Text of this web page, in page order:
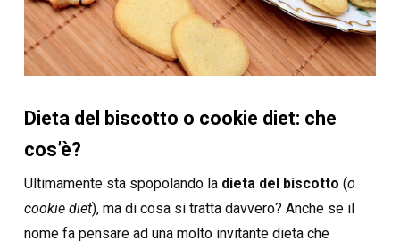
Dieta del biscotto o cookie diet: che
cos’è?
Ultimamente sta spopolando ladieta del biscotto (o
cookie diet), ma di cosa si tratta davvero? Anche se il
nome fa pensare ad una molto invitante dieta che